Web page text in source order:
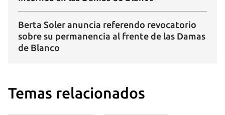
Berta Soler anuncia referendo revocatorio
sobre su permanencia al frente de las Damas
de Blanco
Temas relacionados